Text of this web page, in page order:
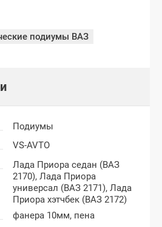
подиумы ВАЗ
Подиумы
VS-AVTO
Лада Приора седан (ВАЗ
2170),Лада Приора
универсал (ВАЗ 2171),Лада
Приора хэтчбек (ВАЗ 2172)
фанера 10мм, пена